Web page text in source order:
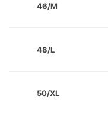
46/M
48/L
50/XL